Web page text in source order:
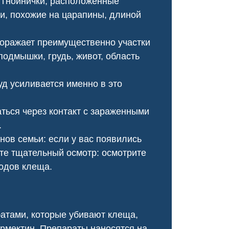
обработку, и теперь
похожие на царапины, длиной
преимущественно участки
грудь, живот, область
усиливается именно в это
через контакт с зараженными
семьи: если у вас появились
тщательный осмотр: осмотрите
клеща.
которые убивают клеща,